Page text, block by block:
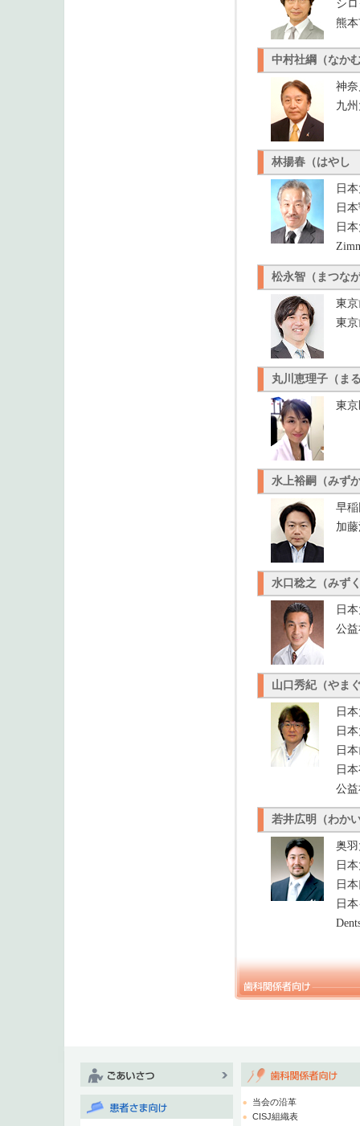
シ
熊
中村社綱（なか
神
九
林揚春（はやし
日
日
日
松永智（まつな
東
東
丸川恵理子（ま
東
水上裕嗣（みず
早
加
水口稔之（みず
日
公
山口秀紀（やま
日
日
日
日
公
若井広明（わか
奥
日
日
日
当会の沿革
CISJ組織表